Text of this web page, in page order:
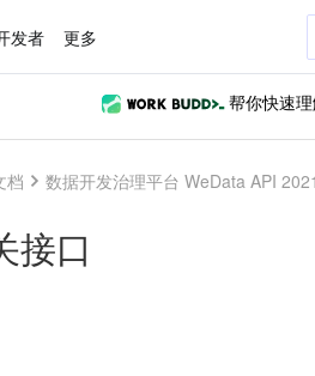
发者 更多
帮你快速
档 数据开发治理平台 WeData API
接口